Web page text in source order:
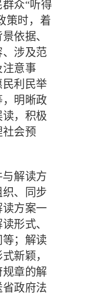
群众“听得
策时，着
依据、
、涉及范
注意事
利民举
明晰政
，积极
会预
解读方
、同步
方案一
形式、
；解读
新颖，
章的解
政府法